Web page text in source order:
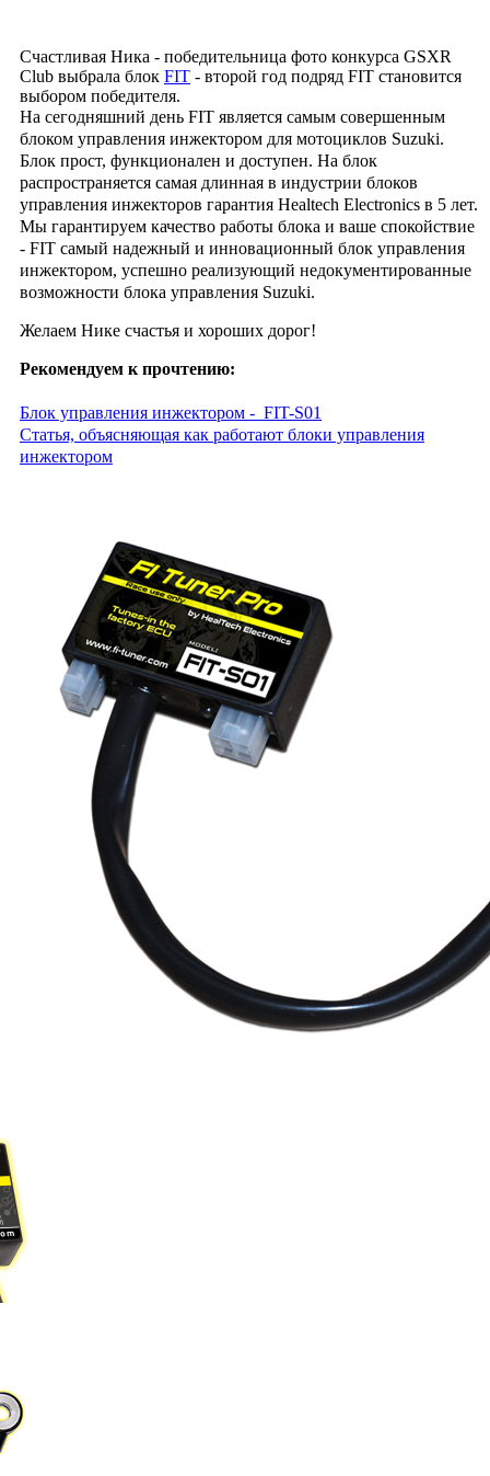
Счастливая Ника - победительница фото конкурса GSXR
Club выбрала блок FIT - второй год подряд FIT становится
выбором победителя.
На сегодняшний день FIT является самым совершенным
блоком управления инжектором для мотоциклов Suzuki.
Блок прост, функционален и доступен. На блок
распространяется самая длинная в индустрии блоков
управления инжекторов гарантия Healtech Electronics в 5 лет.
Мы гарантируем качество работы блока и ваше спокойствие
- FIT самый надежный и инновационный блок управления
инжектором, успешно реализующий недокументированные
возможности блока управления Suzuki.
Желаем Нике счастья и хороших дорог!
Рекомендуем к прочтению:
Блок управления инжектором - FIT-S01
Cтатья, объясняющая как работают блоки управления
инжектором